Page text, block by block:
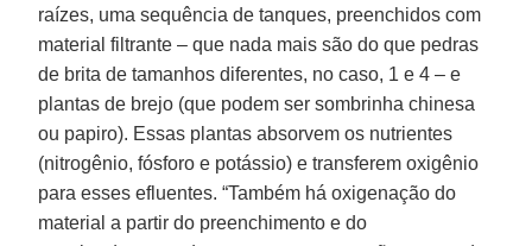
raízes, uma sequência de tanques, preenchidos com
material filtrante – que nada mais são do que pedras
de brita de tamanhos diferentes, no caso, 1 e 4 – e
plantas de brejo (que podem ser sombrinha chinesa
ou papiro). Essas plantas absorvem os nutrientes
(nitrogênio, fósforo e potássio) e transferem oxigênio
para esses efluentes. “Também há oxigenação do
material a partir do preenchimento e do